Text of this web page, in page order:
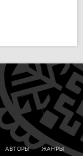
АВТОРЫ ЖАНРЫ